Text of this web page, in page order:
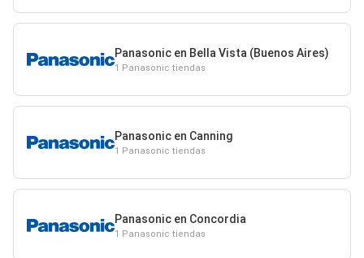
Panasonic en Bella Vista (Buenos Aires)
1 Panasonic tiendas
Panasonic en Canning
1 Panasonic tiendas
Panasonic en Concordia
1 Panasonic tiendas